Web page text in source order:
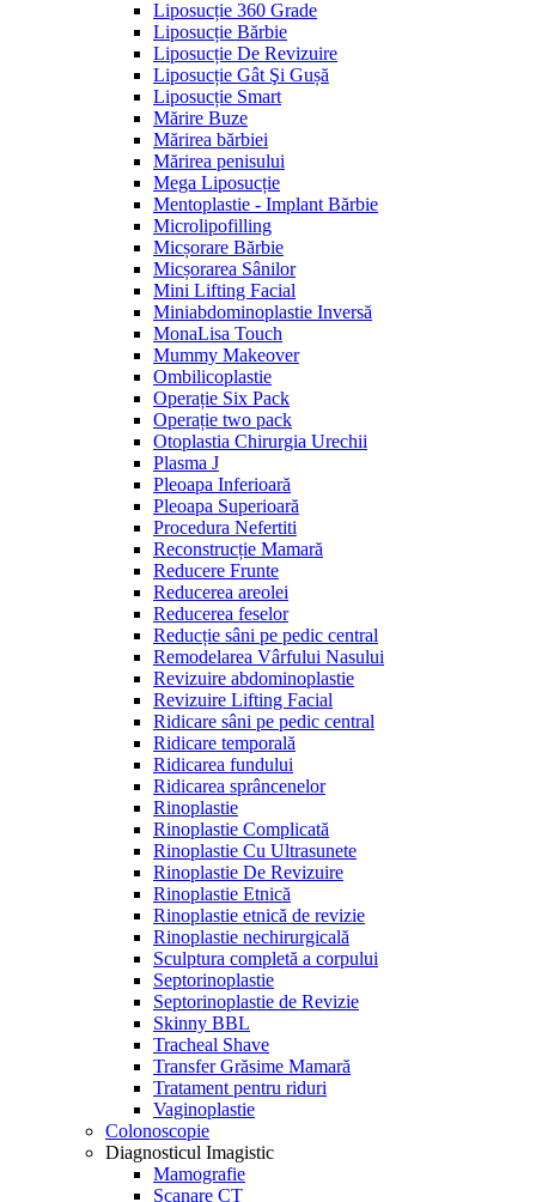
Liposucție 360 Grade
Liposucție Bărbie
Liposucție De Revizuire
Liposucție Gât Şi Gușă
Liposucție Smart
Mărire Buze
Mărirea bărbiei
Mărirea penisului
Mega Liposucție
Mentoplastie - Implant Bărbie
Microlipofilling
Micșorare Bărbie
Micșorarea Sânilor
Mini Lifting Facial
Miniabdominoplastie Inversă
MonaLisa Touch
Mummy Makeover
Ombilicoplastie
Operație Six Pack
Operație two pack
Otoplastia Chirurgia Urechii
Plasma J
Pleoapa Inferioară
Pleoapa Superioară
Procedura Nefertiti
Reconstrucție Mamară
Reducere Frunte
Reducerea areolei
Reducerea feselor
Reducție sâni pe pedic central
Remodelarea Vârfului Nasului
Revizuire abdominoplastie
Revizuire Lifting Facial
Ridicare sâni pe pedic central
Ridicare temporală
Ridicarea fundului
Ridicarea sprâncenelor
Rinoplastie
Rinoplastie Complicată
Rinoplastie Cu Ultrasunete
Rinoplastie De Revizuire
Rinoplastie Etnică
Rinoplastie etnică de revizie
Rinoplastie nechirurgicală
Sculptura completă a corpului
Septorinoplastie
Septorinoplastie de Revizie
Skinny BBL
Tracheal Shave
Transfer Grăsime Mamară
Tratament pentru riduri
Vaginoplastie
Colonoscopie
Diagnosticul Imagistic
Mamografie
Scanare CT